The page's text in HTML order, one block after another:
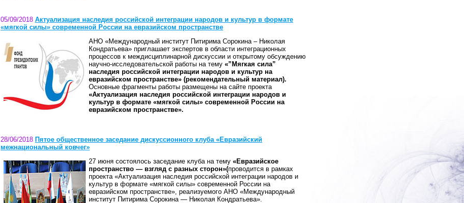
05/09/2018 Актуализация наследия российской интеграции народов и культур в формате
«мягкой силы» современной России на евразийском пространстве
АНО «Международный институт Питирима Сорокина – Николая
Кондратьева» приглашает экспертов в области интеграционных
процессов к междисциплинарной дискуссии и открытому обсуждению
научно-исследовательской работы на тему «”Мягкая сила”
наследия российской интеграции народов и культур на
евразийском пространстве» (рекомендательный материал).
Основные фрагменты работы размещены на сайте проекта
«Актуализация наследия российской интеграции народов и
культур в формате «мягкой силы» современной России на
евразийском пространстве».
28/06/2018 Пятое общественное заседание дискуссионного клуба «Евразийский
межнациональный ковчег»
27 июня состоялось заседание клуба на тему «Евразийское
пространство — взгляд с разных сторон»(проводится в рамках
проекта «Актуализация наследия российской интеграции народов и
культур в формате «мягкой силы» современной России на
евразийском пространстве», реализуемого АНО «Международный
институт Питирима Сорокина — Николая Кондратьева».